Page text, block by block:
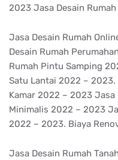
2023 Jasa Desain
Jasa Desain Rumah
Desain Rumah
Rumah Pintu Samping
Satu Lantai 2022 – 2023.
Kamar 2022 – 2023 Jasa
Minimalis 2022 – 2023
2022 – 2023. Biaya
Jasa Desain Rumah